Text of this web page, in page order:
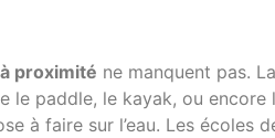
proximité ne manquent pas. La
le paddle, le kayak, ou encore
à faire sur l’eau. Les écoles